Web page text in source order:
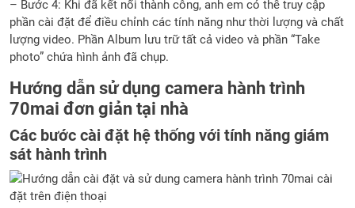
– Bước 4: Khi đã kết nối thành công, anh em có thể truy cập
phần cài đặt để điều chỉnh các tính năng như thời lượng và chất
lượng video. Phần Album lưu trữ tất cả video và phần “Take
photo” chứa hình ảnh đã chụp.
Hướng dẫn sử dụng camera hành trình
70mai đơn giản tại nhà
Các bước cài đặt hệ thống với tính năng giám
sát hành trình